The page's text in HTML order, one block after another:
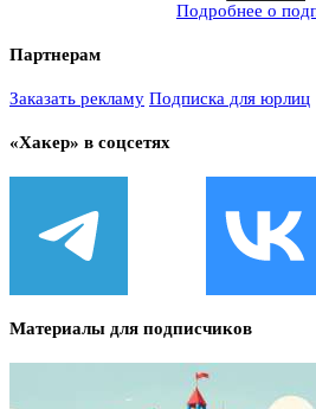
Подробнее о
Партнерам
Заказать рекламу Подписка для юрлиц
«Хакер» в соцсетях
Материалы для подписчиков